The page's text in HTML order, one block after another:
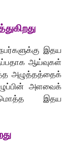
இதய
ஆய்வுகள்
அழுத்தத்தைக்
அளவைக்
இதய